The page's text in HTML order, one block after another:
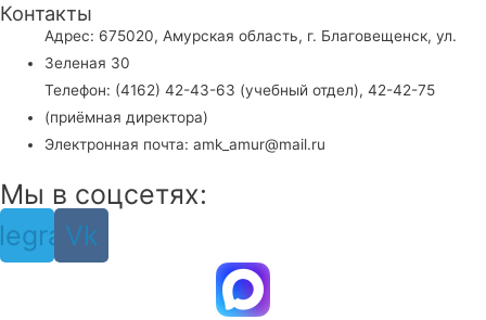
Контакты
Адрес: 675020, Амурская область, г. Благовещенск, ул.
Зеленая 30
Телефон: (4162) 42-43-63 (учебный отдел), 42-42-75
(приёмная директора)
Электронная почта: amk_amur@mail.ru
Мы в соцсетях:
Vk